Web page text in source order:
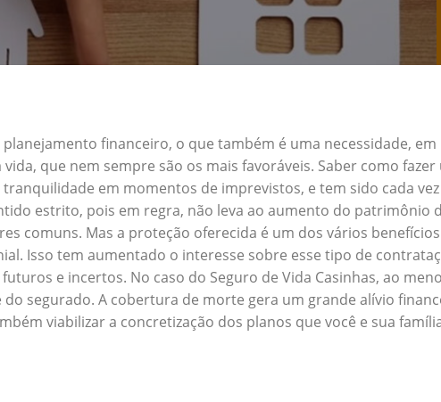
financeiro, o que também é uma necessidade,
que nem sempre são os mais favoráveis. Saber como fazer
em momentos de imprevistos, e tem sido cada
estrito, pois em regra, não leva ao aumento do patrimônio
comuns. Mas a proteção oferecida é um dos vários
Isso tem aumentado o interesse sobre esse tipo de
e incertos. No caso do Seguro de Vida Casinhas, ao
segurado. A cobertura de morte gera um grande alívio
viabilizar a concretização dos planos que você e sua